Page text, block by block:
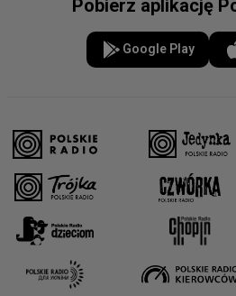
Pobierz aplikację
Google Play